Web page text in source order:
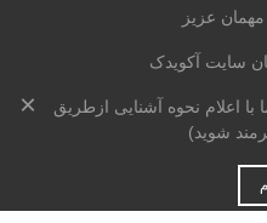
>
دیسک چرخ عقب جک S5
عزیز
سایت آکویدک
اعلام نحوه آشنایی ازطریق
شوید)
×